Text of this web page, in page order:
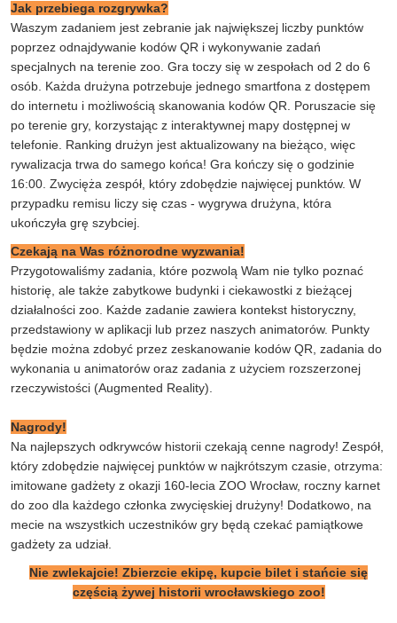
Jak przebiega rozgrywka?
Waszym zadaniem jest zebranie jak największej liczby punktów
poprzez odnajdywanie kodów QR i wykonywanie zadań
specjalnych na terenie zoo. Gra toczy się w zespołach od 2 do 6
osób. Każda drużyna potrzebuje jednego smartfona z dostępem
do internetu i możliwością skanowania kodów QR. Poruszacie się
po terenie gry, korzystając z interaktywnej mapy dostępnej w
telefonie. Ranking drużyn jest aktualizowany na bieżąco, więc
rywalizacja trwa do samego końca! Gra kończy się o godzinie
16:00. Zwycięża zespół, który zdobędzie najwięcej punktów. W
przypadku remisu liczy się czas - wygrywa drużyna, która
ukończyła grę szybciej.
Czekają na Was różnorodne wyzwania!
Przygotowaliśmy zadania, które pozwolą Wam nie tylko poznać
historię, ale także zabytkowe budynki i ciekawostki z bieżącej
działalności zoo. Każde zadanie zawiera kontekst historyczny,
przedstawiony w aplikacji lub przez naszych animatorów. Punkty
będzie można zdobyć przez zeskanowanie kodów QR, zadania do
wykonania u animatorów oraz zadania z użyciem rozszerzonej
rzeczywistości (Augmented Reality).
Nagrody!
Na najlepszych odkrywców historii czekają cenne nagrody! Zespół,
który zdobędzie najwięcej punktów w najkrótszym czasie, otrzyma:
imitowane gadżety z okazji 160-lecia ZOO Wrocław, roczny karnet
do zoo dla każdego członka zwycięskiej drużyny! Dodatkowo, na
mecie na wszystkich uczestników gry będą czekać pamiątkowe
gadżety za udział.
Nie zwlekajcie! Zbierzcie ekipę, kupcie bilet i stańcie się
częścią żywej historii wrocławskiego zoo!